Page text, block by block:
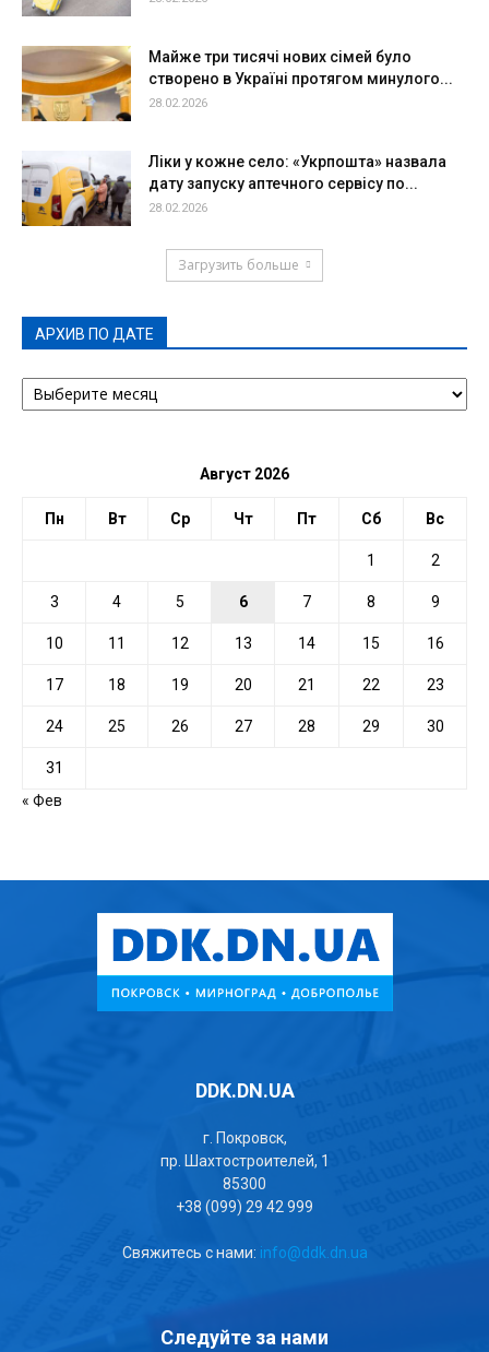
Майже три тисячі нових сімей було
створено в Україні протягом минулого...
28.02.2026
Ліки у кожне село: «Укрпошта» назвала
дату запуску аптечного сервісу по...
28.02.2026
Загрузить больше
АРХИВ ПО ДАТЕ
АРХИВ
ПО
Август 2026
Пн Вт Ср Чт Пт Сб Вс
1 2
3 4 5 6 7 8 9
10 11 12 13 14 15 16
17 18 19 20 21 22 23
24 25 26 27 28 29 30
31
« Фев
DDK.DN.UA
г. Покровск,
пр. Шахтостроителей, 1
85300
+38 (099) 29 42 999
Свяжитесь с нами: info@ddk.dn.ua
Следуйте за нами